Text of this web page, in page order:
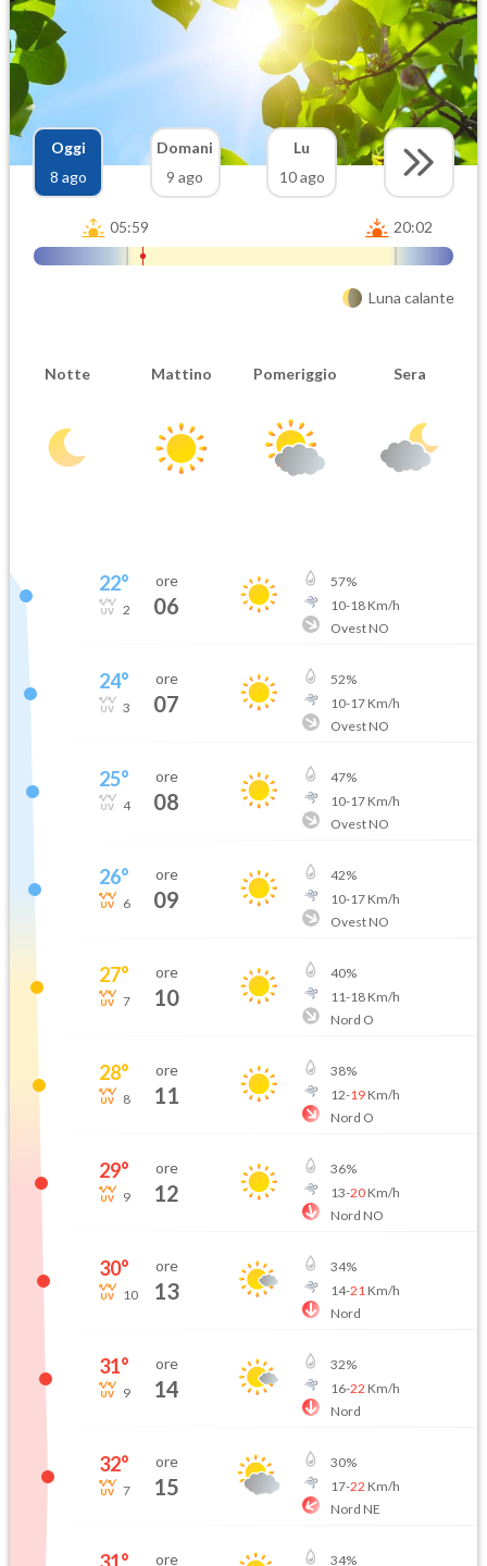
Oggi
8 ago
Domani
9 ago
Lu
10 ago
05:59 20:02
Luna calante
Notte Mattino Pomeriggio Sera
22°
2
ore
06
57%
10-18Km/h
Ovest NO
24°
3
ore
07
52%
10-17Km/h
Ovest NO
25°
4
ore
08
47%
10-17Km/h
Ovest NO
26°
6
ore
09
42%
10-17Km/h
Ovest NO
27°
7
ore
10
40%
11-18Km/h
Nord O
28°
8
ore
11
38%
12-19Km/h
Nord O
29°
9
ore
12
36%
13-20Km/h
Nord NO
30°
10
ore
13
34%
14-21 Km/h
Nord
31°
9
ore
14
32%
16-22 Km/h
Nord
32°
7
ore
15
30%
17-22 Km/h
Nord NE
ore 34%